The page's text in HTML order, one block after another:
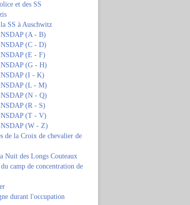
et des SS
SS à Auschwitz
NSDAP (A - B)
NSDAP (C - D)
NSDAP (E - F)
NSDAP (G - H)
NSDAP (I - K)
NSDAP (L - M)
NSDAP (N - Q)
(R - S)
NSDAP (T - V)
NSDAP (W - Z)
de la Croix de chevalier de
Nuit des Longs Couteaux
camp de concentration de
durant l'occupation